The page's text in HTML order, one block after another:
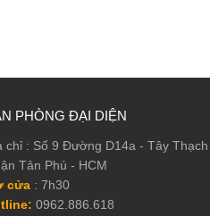
PHÒNG ĐẠI DIỆN
chỉ : Số 9 Đường D14a - Tây Thạch
Tân Phú - HCM
cửa : 7h30
0962.886.618